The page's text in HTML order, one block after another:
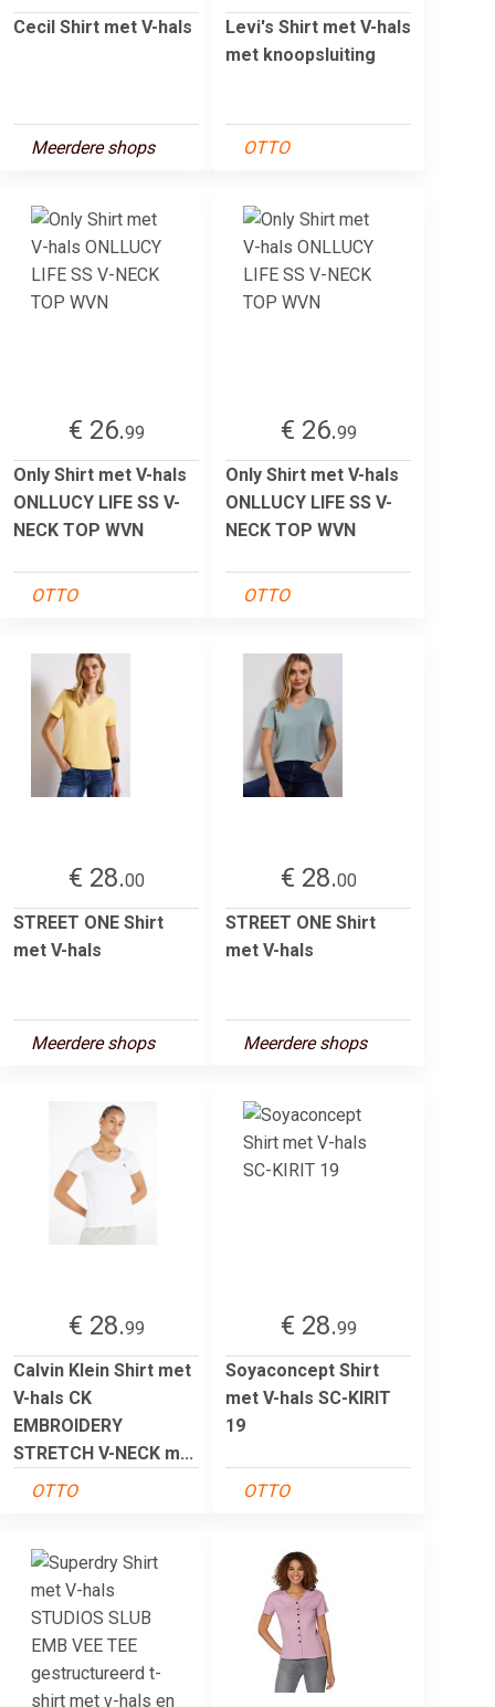
Cecil Shirt met V-hals
Meerdere shops
Levi's Shirt met V-hals
met knoopsluiting
OTTO
€ 26.99
Only Shirt met V-hals
ONLLUCY LIFE SS V-
NECK TOP WVN
OTTO
€ 26.99
Only Shirt met V-hals
ONLLUCY LIFE SS V-
NECK TOP WVN
OTTO
€ 28.00
STREET ONE Shirt
met V-hals
Meerdere shops
€ 28.00
STREET ONE Shirt
met V-hals
Meerdere shops
€ 28.99
Calvin Klein Shirt met
V-hals CK
EMBROIDERY
STRETCH V-NECK m...
OTTO
€ 28.99
Soyaconcept Shirt
met V-hals SC-KIRIT
19
OTTO